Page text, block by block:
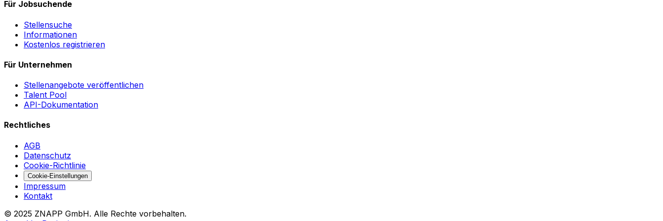
Für Jobsuchende
Stellensuche
Informationen
Kostenlos registrieren
Für Unternehmen
Stellenangebote veröffentlichen
Talent Pool
API-Dokumentation
Rechtliches
AGB
Datenschutz
Cookie-Richtlinie
Cookie-Einstellungen
Impressum
Kontakt
© 2025 ZNAPP GmbH. Alle Rechte vorbehalten.